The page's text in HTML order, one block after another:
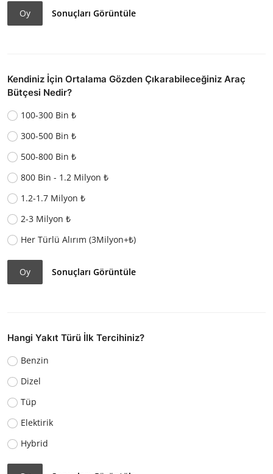
Oy Sonuçları Görüntüle
Kendiniz İçin Ortalama Gözden Çıkarabileceğiniz Araç
Bütçesi Nedir?
100-300 Bin ₺
300-500 Bin ₺
500-800 Bin ₺
800 Bin - 1.2 Milyon ₺
1.2-1.7 Milyon ₺
2-3 Milyon ₺
Her Türlü Alırım (3Milyon+₺)
Oy Sonuçları Görüntüle
Hangi Yakıt Türü İlk Tercihiniz?
Benzin
Dizel
Tüp
Elektirik
Hybrid